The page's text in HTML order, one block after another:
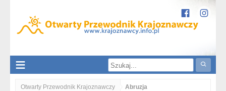
Otwarty Przewodnik Krajoznawczy Abruzja